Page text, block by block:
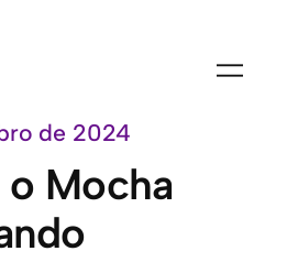
de 2024
Mocha